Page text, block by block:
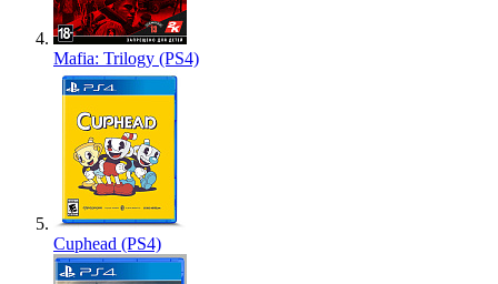
Mafia: Trilogy (PS4)
Cuphead (PS4)